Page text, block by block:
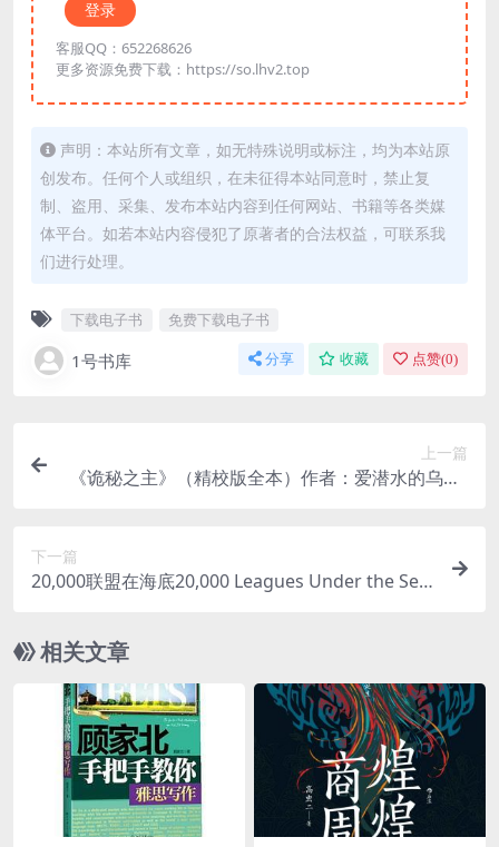
登录
客服QQ：652268626
更多资源免费下载：https://so.lhv2.top
声明：本站所有文章，如无特殊说明或标注，均为本站原
创发布。任何个人或组织，在未征得本站同意时，禁止复
制、盗用、采集、发布本站内容到任何网站、书籍等各类媒
体平台。如若本站内容侵犯了原著者的合法权益，可联系我
们进行处理。
下载电子书 免费下载电子书
1号书库 分享 收藏 点赞(0)
上一篇
《诡秘之主》（精校版全本）作者：爱潜水的乌贼t
下一篇
20,000联盟在海底20,000 Leagues Under the Sea
相关文章